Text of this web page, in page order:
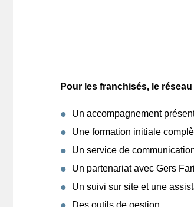
Pour les franchisés, le
Un accompagnement
Une formation initiale
Un service de
Un partenariat avec Gers
Un suivi sur site et une
Des outils de gestion